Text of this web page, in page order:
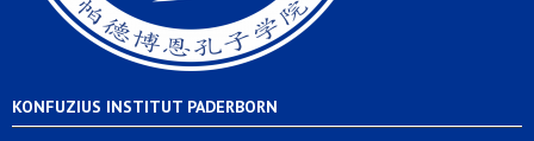
KONFUZIUS INSTITUT PADERBORN